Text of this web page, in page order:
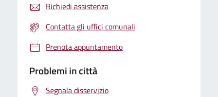
Richiedi assistenza
Contatta gli uffici comunali
Prenota appuntamento
Problemi in città
Segnala disservizio